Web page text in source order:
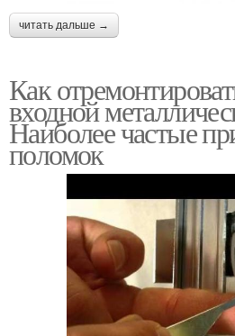
читать дальше →
Как
входной
Наиболее частые
поломок